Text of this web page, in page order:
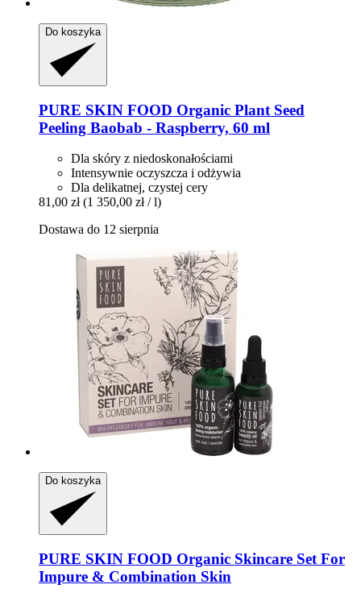
Do koszyka
PURE SKIN FOOD Organic Plant Seed
Peeling Baobab -​ Raspberry, 60 ml
Dla skóry z niedoskonałościami
Intensywnie oczyszcza i odżywia
Dla delikatnej, czystej cery
81,00 zł (1 350,00 zł / l)
Dostawa do 12 sierpnia
Do koszyka
PURE SKIN FOOD Organic Skincare Set For
Impure & Combination Skin